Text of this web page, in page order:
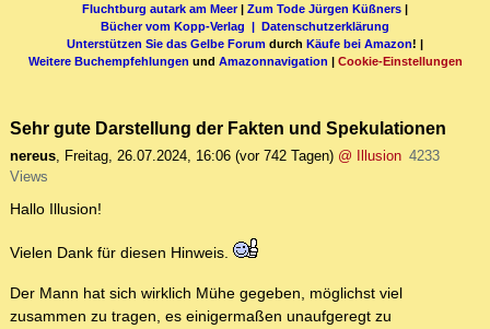
Fluchtburg autark am Meer| Zum Tode Jürgen Küßners |
Bücher vom Kopp-Verlag | Datenschutzerklärung
Unterstützen Sie das Gelbe Forum durch Käufe bei Amazon! |
Weitere Buchempfehlungen und Amazonnavigation | Cookie-Einstellungen
Sehr gute Darstellung der Fakten und Spekulationen
nereus, Freitag, 26.07.2024, 16:06 (vor 742 Tagen) @ Illusion 4233
Views
Hallo Illusion!
Vielen Dank für diesen Hinweis.
Der Mann hat sich wirklich Mühe gegeben, möglichst viel
zusammen zu tragen, es einigermaßen unaufgeregt zu